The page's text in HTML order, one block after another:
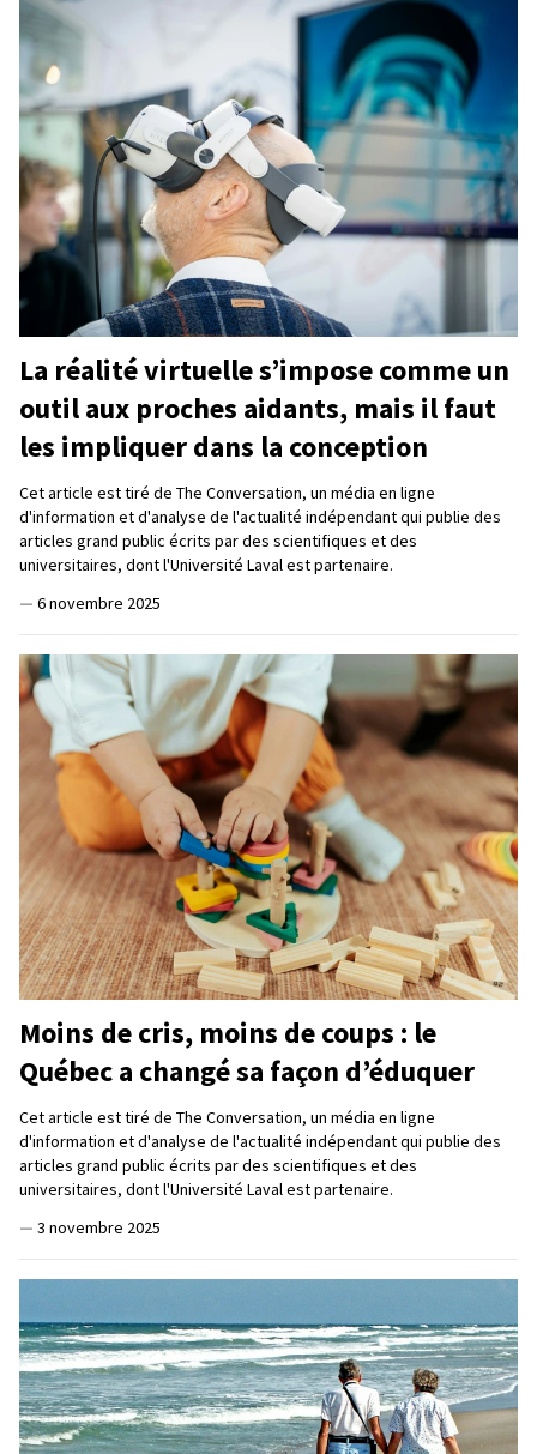
La réalité virtuelle s’impose comme un
outil aux proches aidants, mais il faut
les impliquer dans la conception
Cet article est tiré de The Conversation, un média en ligne
d'information et d'analyse de l'actualité indépendant qui publie des
articles grand public écrits par des scientifiques et des
universitaires, dont l'Université Laval est partenaire.
— 6 novembre 2025
Moins de cris, moins de coups : le
Québec a changé sa façon d’éduquer
Cet article est tiré de The Conversation, un média en ligne
d'information et d'analyse de l'actualité indépendant qui publie des
articles grand public écrits par des scientifiques et des
universitaires, dont l'Université Laval est partenaire.
— 3 novembre 2025